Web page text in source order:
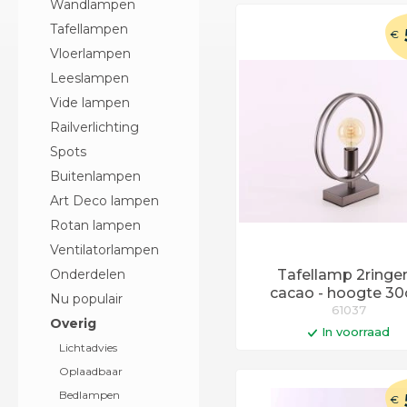
Wandlampen
Tafellampen
Vloerlampen
Leeslampen
Vide lampen
Railverlichting
Spots
Buitenlampen
Art Deco lampen
Rotan lampen
Ventilatorlampen
Onderdelen
Nu populair
Overig
Lichtadvies
Oplaadbaar
Bedlampen
Tafellamp
cacao - hoogte
€
61037
In voorraad
Op werkdagen voor
€